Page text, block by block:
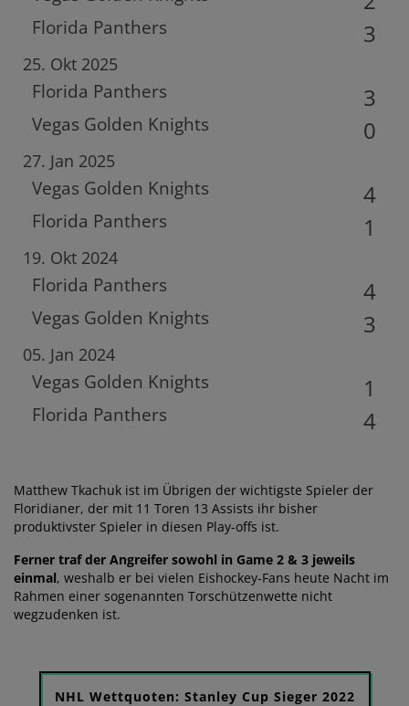
Florida Panthers
3
25. Okt 2025
Florida Panthers
Vegas Golden Knights
3
0
27. Jan 2025
Vegas Golden Knights
Florida Panthers
4
1
19. Okt 2024
Florida Panthers
Vegas Golden Knights
4
3
05. Jan 2024
Vegas Golden Knights
Florida Panthers
1
4
Matthew Tkachuk ist im Übrigen der wichtigste Spieler der
Floridianer, der mit 11 Toren 13 Assists ihr bisher
produktivster Spieler in diesen Play-offs ist.
Ferner traf der Angreifer sowohl in Game 2 & 3 jeweils
einmal, weshalb er bei vielen Eishockey-Fans heute Nacht im
Rahmen einer sogenannten Torschützenwette nicht
wegzudenken ist.
NHL Wettquoten: Stanley Cup Sieger 2022